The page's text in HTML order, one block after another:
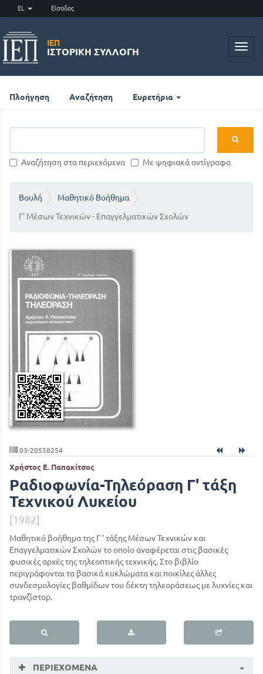
EL Είσοδος
ΙΕΠ
ΙΣΤΟΡΙΚΉ ΣΥΛΛΟΓΉ
Πλοήγηση Αναζήτηση Ευρετήρια
Αναζήτηση στα περιεχόμενα Με ψηφιακά αντίγραφα
Βουλή
Μαθητικό Βοήθημα
Γ' Μέσων Τεχνικών - Επαγγελματικών Σχολών
03-20558254
Χρήστος Ε. Παπακίτσος
Ραδιοφωνία-Τηλεόραση Γ' τάξη
Τεχνικού Λυκείου
[1982]
Μαθητικό βοήθημα της Γ ' τάξης Μέσων Τεχνικών και
Επαγγελματικών Σχολών το οποίο αναφέρεται στις βασικές
φυσικές αρχές της τηλεοπτικής τεχνικής. Στο βιβλίο
περιγράφονται τα βασικά κυκλώματα και ποικίλες άλλες
συνδεσμολογίες βαθμίδων του δέκτη τηλεοράσεως με λυχνίες και
τρανζίστορ.
ΠΕΡΙΕΧΌΜΕΝΑ